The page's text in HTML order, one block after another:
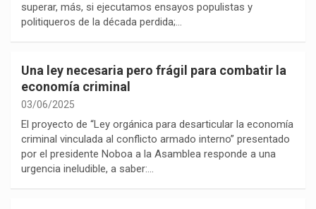
superar, más, si ejecutamos ensayos populistas y
politiqueros de la década perdida;…
Una ley necesaria pero frágil para combatir la
economía criminal
03/06/2025
El proyecto de “Ley orgánica para desarticular la economía
criminal vinculada al conflicto armado interno” presentado
por el presidente Noboa a la Asamblea responde a una
urgencia ineludible, a saber:…